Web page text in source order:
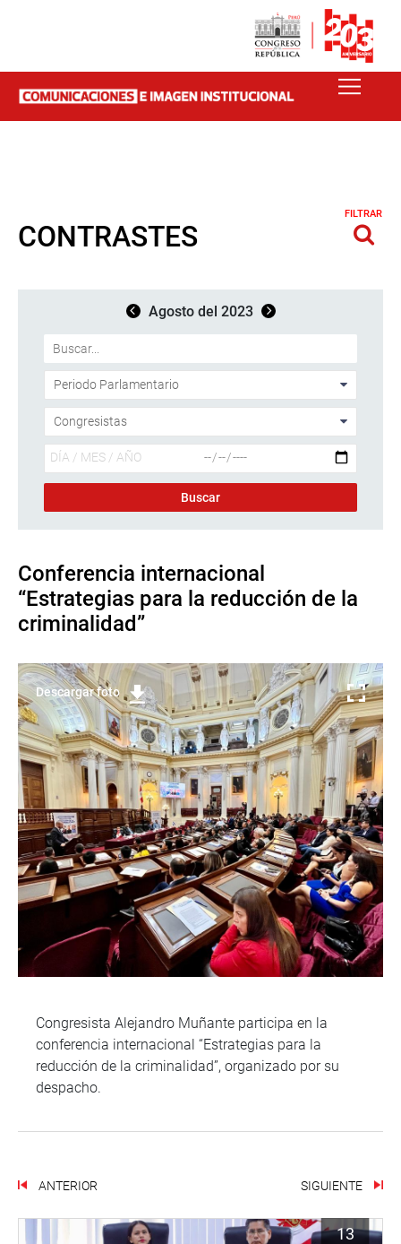
CONTRASTES
FILTRAR
Agosto del 2023
Conferencia internacional
“Estrategias para la reducción de la
criminalidad”
Descargar foto
Congresista Alejandro Muñante participa en la
conferencia internacional “Estrategias para la
reducción de la criminalidad”, organizado por su
despacho.
ANTERIOR SIGUIENTE
13